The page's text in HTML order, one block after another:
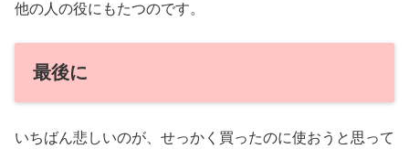
他の人の役にもたつのです。
最後に
いちばん悲しいのが、せっかく買ったのに使おうと思って